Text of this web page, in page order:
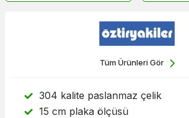
Tüm Ürünleri Gör
304 kalite paslanmaz çelik
15 cm plaka ölçüsü